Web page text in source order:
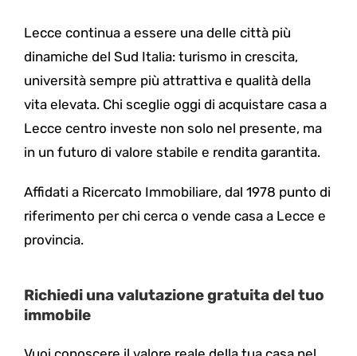
Lecce continua a essere una delle città più
dinamiche del Sud Italia: turismo in crescita,
università sempre più attrattiva e qualità della
vita elevata. Chi sceglie oggi di acquistare casa a
Lecce centro investe non solo nel presente, ma
in un futuro di valore stabile e rendita garantita.
Affidati a Ricercato Immobiliare, dal 1978 punto di
riferimento per chi cerca o vende casa a Lecce e
provincia.
Richiedi una valutazione gratuita del tuo
immobile